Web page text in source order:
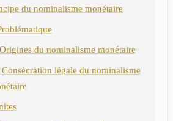
du nominalisme monétaire
du nominalisme monétaire
légale du nominalisme